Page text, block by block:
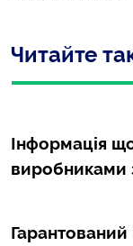
Читайте
Інформація
виробниками